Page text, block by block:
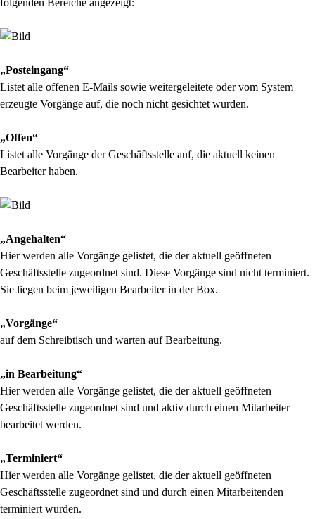
folgenden Bereiche angezeigt:
„Posteingang“
Listet alle offenen E-Mails sowie weitergeleitete oder vom System
erzeugte Vorgänge auf, die noch nicht gesichtet wurden.
„Offen“
Listet alle Vorgänge der Geschäftsstelle auf, die aktuell keinen
Bearbeiter haben.
„Angehalten“
Hier werden alle Vorgänge gelistet, die der aktuell geöffneten
Geschäftsstelle zugeordnet sind. Diese Vorgänge sind nicht terminiert.
Sie liegen beim jeweiligen Bearbeiter in der Box.
„Vorgänge“
auf dem Schreibtisch und warten auf Bearbeitung.
„in Bearbeitung“
Hier werden alle Vorgänge gelistet, die der aktuell geöffneten
Geschäftsstelle zugeordnet sind und aktiv durch einen Mitarbeiter
bearbeitet werden.
„Terminiert“
Hier werden alle Vorgänge gelistet, die der aktuell geöffneten
Geschäftsstelle zugeordnet sind und durch einen Mitarbeitenden
terminiert wurden.